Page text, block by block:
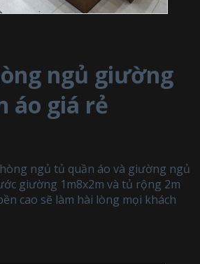
ngủ giường
áo giá rẻ
ngủ tủ quần áo và giường ngủ
giường 1m8x2m và tủ rộng 2m
cao sẽ làm hài lòng mọi khách